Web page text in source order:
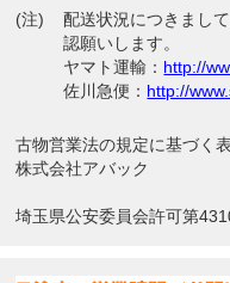
(注)
配送状況につきまし
認願いします。
ヤマト運輸： http://
佐川急便： http://
古物営業法の規定に基づく
株式会社アバック
埼玉県公安委員会許可第